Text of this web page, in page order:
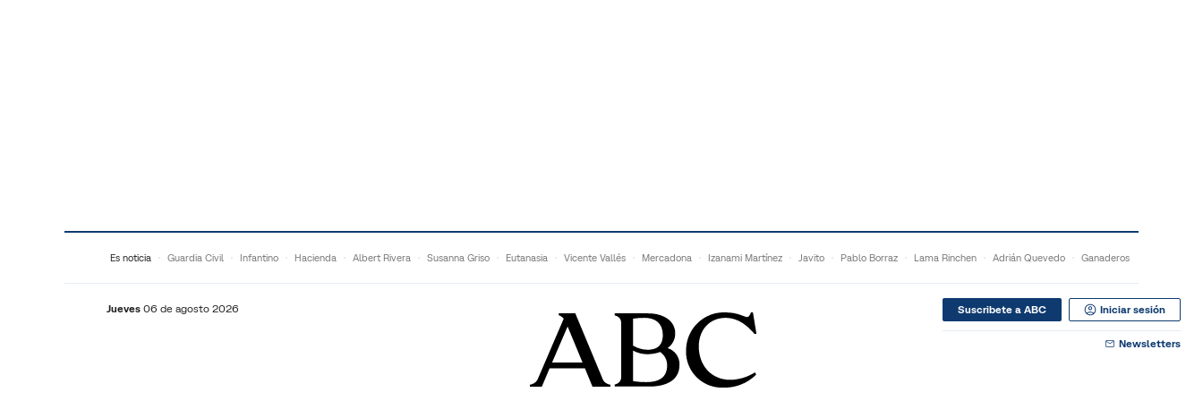
Es noticia Guardia Civil Infantino Hacienda Albert Rivera Susanna Griso Eutanasia Vicente Vallés Mercadona Izanami Martínez Javito Pablo Borraz Lama Rinchen Adrián Quevedo Ganaderos
Jueves 06 de agosto 2026 Suscribete a ABC Iniciar sesión
Newsletters